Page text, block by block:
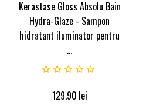
Kerastase Gloss Absolu Bain
Hydra-Glaze - Sampon
hidratant iluminator pentru
...
129.90 lei